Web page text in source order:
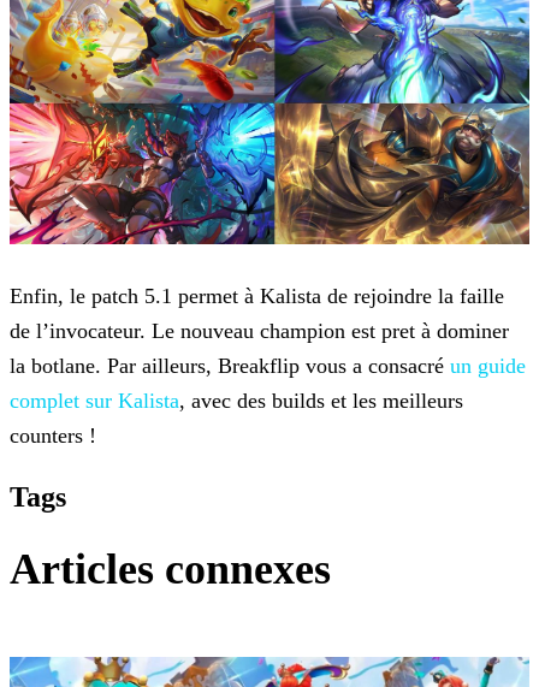
Enfin, le patch 5.1 permet à Kalista de rejoindre la faille
de l’invocateur. Le nouveau champion est pret à dominer
la botlane. Par ailleurs, Breakflip vous a consacré un guide
complet sur Kalista, avec des builds et les meilleurs
counters !
Tags
Articles connexes